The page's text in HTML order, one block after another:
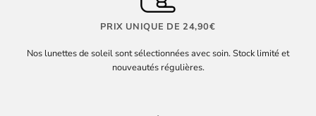
PRIX UNIQUE DE 24,90€
Nos lunettes de soleil sont sélectionnées avec soin. Stock limité et
nouveautés régulières.